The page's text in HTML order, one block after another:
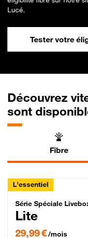
Lucé.
Tester votre
Découvrez
sont
Fibre
L'essentiel
Série
Série Spéciale
Lite
29,99 €/mois